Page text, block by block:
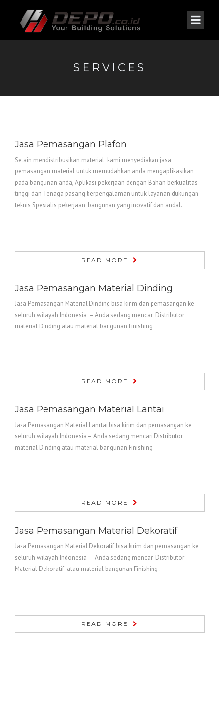
SERVICES
Jasa Pemasangan Plafon
Selain mendistribusikan material kami menyediakan jasa
pemasangan material untuk memudahkan anda mengaplikasikan
pada bangunan anda, Aplikasi pekerjaan dengan Bahan berkualitas
tinggi dan Tenaga pasang berpengalaman untuk layanan dukungan
teknis Spesialis pekerjaan bangunan yang inovatif dan andal.
READ MORE
Jasa Pemasangan Material Dinding
Jasa Pemasangan Material Dinding bisa kirim dan pemasangan ke
seluruh wilayah Indonesia – Anda sedang mencari Distributor
material Dinding atau material bangunan Finishing
READ MORE
Jasa Pemasangan Material Lantai
Jasa Pemasangan Material Lanrtai bisa kirim dan pemasangan ke
seluruh wilayah Indonesia – Anda sedang mencari Distributor
material Dinding atau material bangunan Finishing
READ MORE
Jasa Pemasangan Material Dekoratif
Jasa Pemasangan Material Dekoratif bisa kirim dan pemasangan ke
seluruh wilayah Indonesia – Anda sedang mencari Distributor
Material Dekoratif atau material bangunan Finishing .
READ MORE